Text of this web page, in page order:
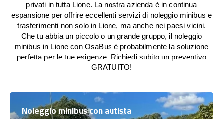
privati in tutta Lione. La nostra azienda è in continua
espansione per offrire eccellenti servizi di noleggio minibus e
trasferimenti non solo in Lione, ma anche nei paesi vicini.
Che tu abbia un piccolo o un grande gruppo, il noleggio
minibus in Lione con OsaBus è probabilmente la soluzione
perfetta per le tue esigenze. Richiedi subito un preventivo
GRATUITO!
Noleggio minibus con autista